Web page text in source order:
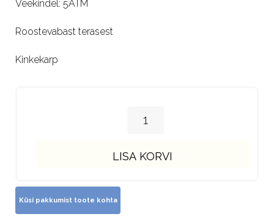
Veekindel: 5ATM
Roostevabast terasest
Kinkekarp
LISA KORVI